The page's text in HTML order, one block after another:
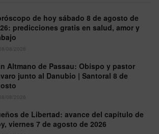
de hoy sábado 8 de agosto de
predicciones gratis en salud, amor y
08/2026
Altmano de Passau: Obispo y pastor
junto al Danubio | Santoral 8 de
08/2026
de Libertad: avance del capítulo de
viernes 7 de agosto de 2026